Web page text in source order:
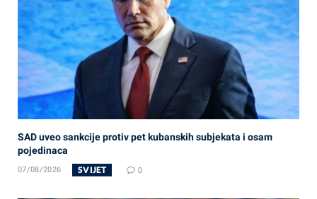
SAD uveo sankcije protiv pet kubanskih subjekata i osam
pojedinaca
07/08/2026 SVIJET 0